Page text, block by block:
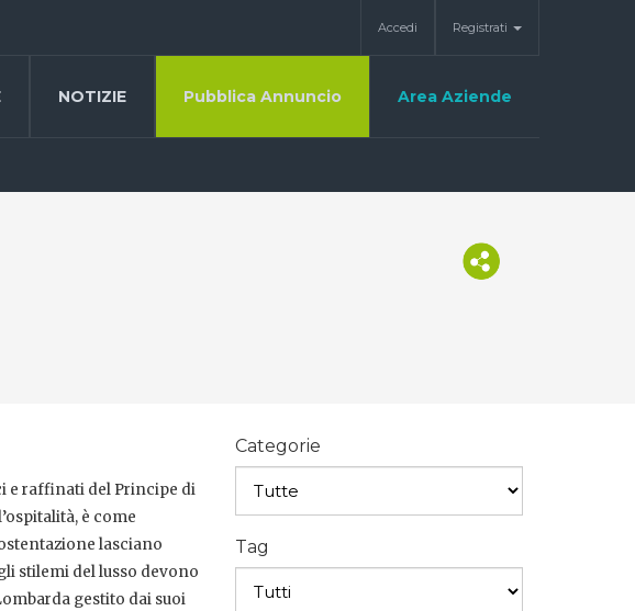
Accedi Registrati
NOTIZIE Pubblica Annuncio Area Aziende
e raffinati del Principe di
è come
lasciano
stilemi del lusso devono
gestito dai suoi
Categorie
Tag